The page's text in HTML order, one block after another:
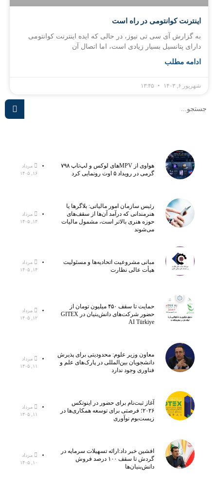
اینترنت کوانتومی در راه است
به گزارش آی سی تی نیوز، در حالی که ایده اینترنت کوانتومی
دارای پتانسیل بسیار زیادی است، اما اتصال آن
ادامه مطلب
شهریور ۶, ۱۴۰۳
هواوی از MPVهای لوکس و لپ‌تاپ ۷۹۸
گرمی در رویداد ۵ اوت رونمایی کرد
مرداد
۱۶, ۱۴۰۵
رئیس سازمان امور مالیاتی: بلاگر‌ها یا
هنرمندانی که درآمد آن‌ها از سقف‌های
حوزه هنری بالاتر است، مشمول مالیات
می‌شوند
مرداد
۱۴, ۱۴۰۵
مبانی مشروعیت اتحادیه‌ها و مسئولیت
هیأت عالی نظارت
مرداد
۱۴, ۱۴۰۵
حمایت تا سقف ۴۵۰ میلیون تومان از
حضور شرکت‌های دانش‌بنیان در GITEX
AI Türkiye
مرداد
۱۲, ۱۴۰۵
معاون وزیر علوم: محدودیتی برای پذیرش
دانشجویان بین‌المللی در پارک‌های علم و
فناوری وجود ندارد
مرداد
۱۱, ۱۴۰۵
آغاز ثبت‌نام برای حضور در اینوتکس
۲۰۲۶؛ فرصتی برای توسعه همکاری‌ها در
زیست‌بوم نوآوری
مرداد
۱۱, ۱۴۰۵
افشین خبر داد:ارائه تسهیلات سرمایه در
گردش تا سقف ۱۰۰ درصد فروش
دانش‌بنیان‌ها
مرداد
۱۰, ۱۴۰۵